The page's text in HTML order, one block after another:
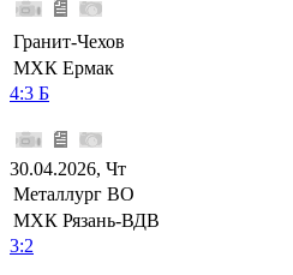
Гранит-Чехов
МХК Ермак
4:3 Б
30.04.2026, Чт
Металлург ВО
МХК Рязань-ВДВ
3:2